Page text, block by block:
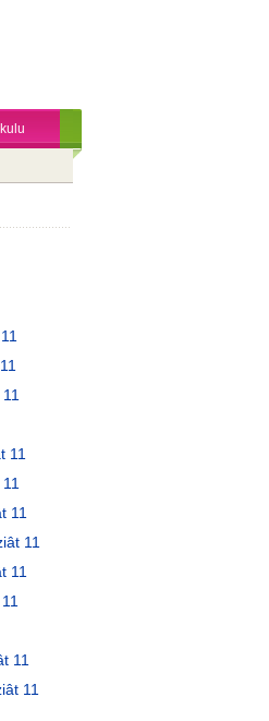
11
11
11
11
11
11